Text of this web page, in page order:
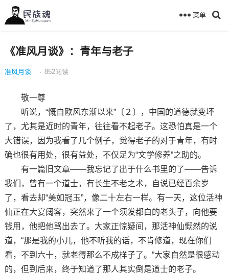
菜单
《准风月谈》：青年与老子
准风月谈 · 852阅读
敬一尊
听说，“慨自欧风东渐以来”〔２〕，中国的道德就变坏
了，尤其是近时的青年，往往看不起老子。这恐怕真是一个
大错误，因为我看了几个例子，觉得老子的对于青年，有时
确也很有用处，很有益处，不仅足为“文学修养”之助的。
有一篇旧文章——我忘记了出于什么书里的了——告诉
我们，曾有一个道士，有长生不老之术，自说已经百余岁
了，看去却“美如冠玉”，像二十左右一样。有一天，这位活神
仙正在大宴阔客，突然来了一个须发都白的老头子，向他要
钱用，他把他骂出去了。大家正惊疑间，那活神仙慨然的说
道，“那是我的小儿，他不听我的话，不肯修道，现在你们
看，不到六十，就老得那么不成样子了。”大家自然是很感动
的，但到后来，终于知道了那人其实倒是道士的老子。